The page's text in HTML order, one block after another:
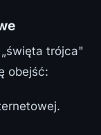
trójca"
obejść: